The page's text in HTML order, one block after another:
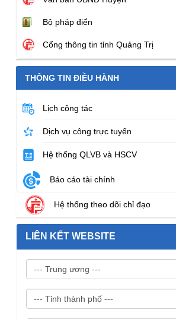
Bộ pháp điển
Cổng thông tin tỉnh Quảng Trị
THÔNG TIN ĐIỀU HÀNH
Lịch công tác
Dịch vụ công trực tuyến
Hệ thống QLVB và HSCV
Báo cáo tài chính
Hệ thống theo dõi chỉ đạo
LIÊN KẾT WEBSITE